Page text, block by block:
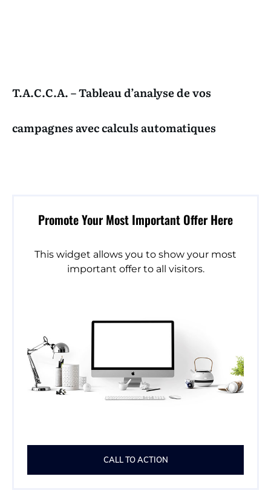
T.A.C.C.A. – Tableau d’analyse de vos
campagnes avec calculs automatiques
Promote Your Most Important Offer Here
This widget allows you to show your most
important offer to all visitors.
CALL TO ACTION